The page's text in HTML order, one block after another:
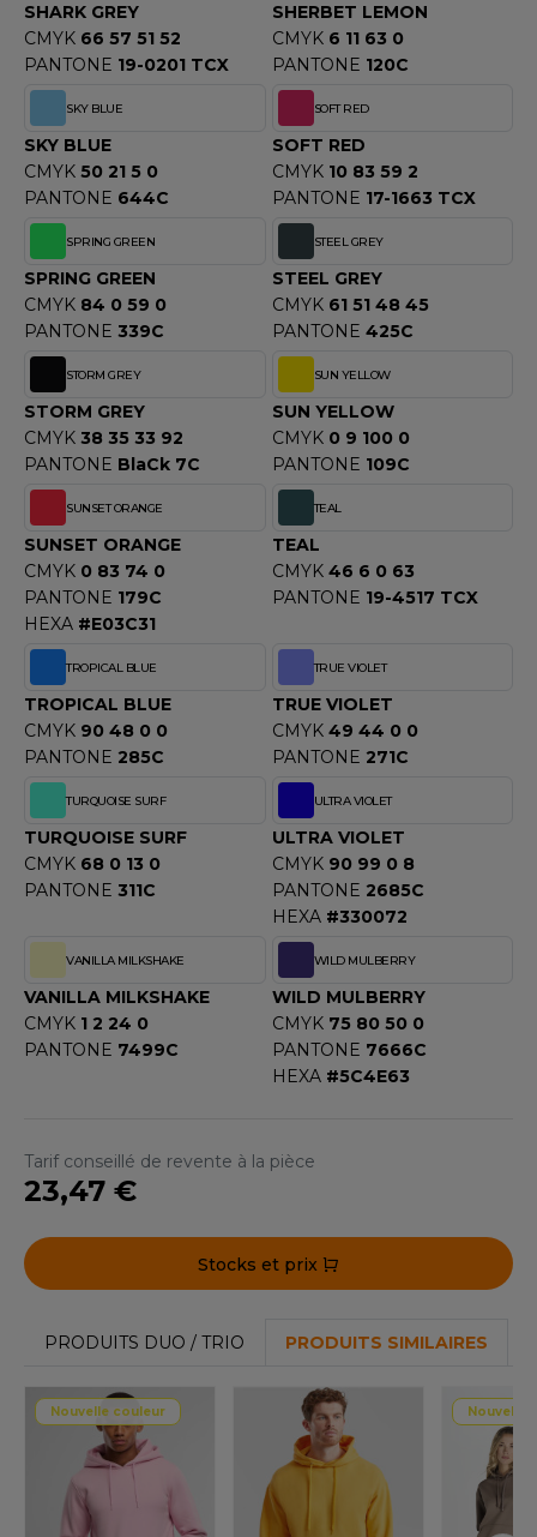
SHARK GREY
CMYK 66 57 51 52
PANTONE 19-0201 TCX
SHERBET LEMON
CMYK 6 11 63 0
PANTONE 120C
SKY BLUE
SKY BLUE
CMYK 50 21 5 0
PANTONE 644C
SOFT RED
SOFT RED
CMYK 10 83 59 2
PANTONE 17-1663 TCX
SPRING GREEN
SPRING GREEN
CMYK 84 0 59 0
PANTONE 339C
STEEL GREY
STEEL GREY
CMYK 61 51 48 45
PANTONE 425C
STORM GREY
STORM GREY
CMYK 38 35 33 92
PANTONE BlaCk 7C
SUN YELLOW
SUN YELLOW
CMYK 0 9 100 0
PANTONE 109C
SUNSET ORANGE
SUNSET ORANGE
CMYK 0 83 74 0
PANTONE 179C
HEXA #E03C31
TEAL
TEAL
CMYK 46 6 0 63
PANTONE 19-4517 TCX
TROPICAL BLUE
TROPICAL BLUE
CMYK 90 48 0 0
PANTONE 285C
TRUE VIOLET
TRUE VIOLET
CMYK 49 44 0 0
PANTONE 271C
TURQUOISE SURF
TURQUOISE SURF
CMYK 68 0 13 0
PANTONE 311C
ULTRA VIOLET
ULTRA VIOLET
CMYK 90 99 0 8
PANTONE 2685C
HEXA #330072
VANILLA MILKSHAKE
VANILLA MILKSHAKE
CMYK 1 2 24 0
PANTONE 7499C
WILD MULBERRY
WILD MULBERRY
CMYK 75 80 50 0
PANTONE 7666C
HEXA #5C4E63
Tarif conseillé de revente à la pièce
23,47 €
Stocks et prix
PRODUITS DUO / TRIO PRODUITS SIMILAIRES
Nouvelle couleur Nouvelle